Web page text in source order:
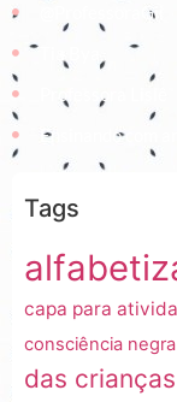
@ProfessoraGii
Professora Lisiê
Ensinando com
Tags
capa para
consciência negra
das crianças